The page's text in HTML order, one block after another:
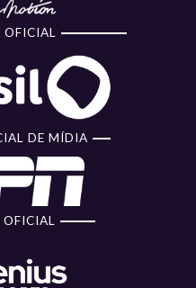
OFICIAL
DE MÍDIA
OFICIAL